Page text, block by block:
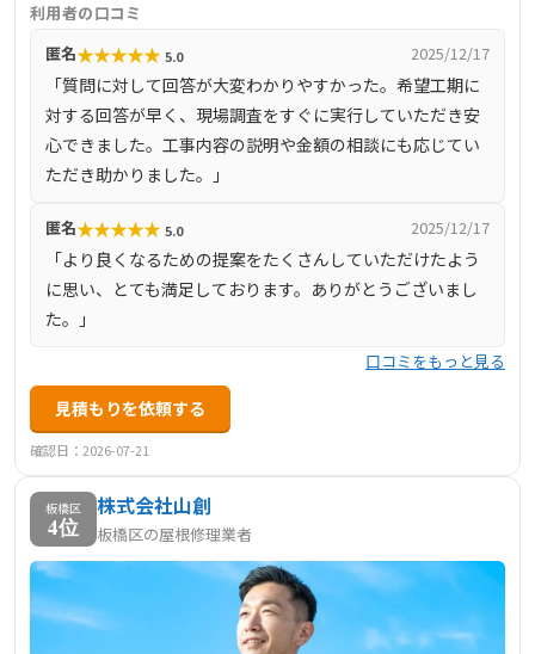
任を持って施工を行っています。また、しつこい営業を一
切行わず、お客様のご要望に沿った最善の提案を心掛けて
います。
利用者の口コミ
匿名★★★★★ 5.0 2025/12/17
「質問に対して回答が大変わかりやすかった。希望工期に
対する回答が早く、現場調査をすぐに実行していただき安
心できました。工事内容の説明や金額の相談にも応じてい
ただき助かりました。」
匿名★★★★★ 5.0 2025/12/17
「より良くなるための提案をたくさんしていただけたよう
に思い、とても満足しております。ありがとうございまし
た。」
口コミをもっと見る
見積もりを依頼する
確認日：2026-07-21
板橋区
4位
株式会社山創
板橋区の屋根修理業者